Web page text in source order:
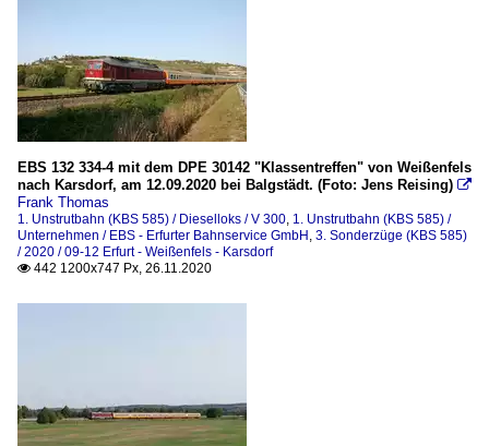
Dieselloks
V 300
V100
Unternehmen
EBS - Erfurter Bahnservice GmbH
EBS 132 334-4 mit dem DPE 30142 "Klassentreffen" von Weißenfels
nach Karsdorf, am 12.09.2020 bei Balgstädt. (Foto: Jens Reising) 
Frank Thomas
1. Unstrutbahn (KBS 585) / Dieselloks / V 300, 1. Unstrutbahn (KBS 585) /
Unternehmen / EBS - Erfurter Bahnservice GmbH , 3. Sonderzüge (KBS 585)
/ 2020 / 09-12 Erfurt - Weißenfels - Karsdorf
 442 1200x747 Px, 26.11.2020